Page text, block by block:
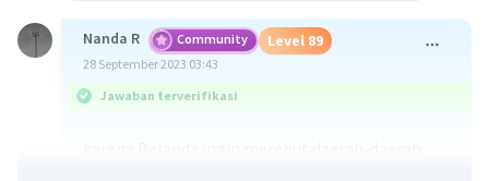
Nanda R Community Level 89
28 September 2023 03:43
Jawaban terverifikasi